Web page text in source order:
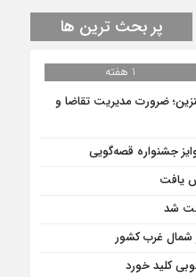
پر بحث ترین ها
1 هفته
لیتری بنزین؛ ضرورت مدیریت تقاضا و
جشنواره قصه‌گویی
یافت
شد
شمال‌ غرب کشور
کلید خورد